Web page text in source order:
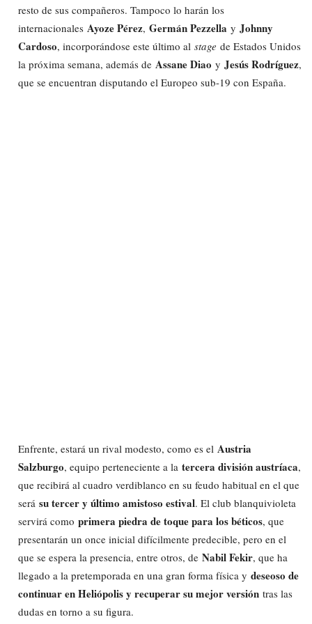
resto de sus compañeros. Tampoco lo harán los
internacionales Ayoze Pérez, Germán Pezzella y Johnny
Cardoso, incorporándose este último al stage de Estados Unidos
la próxima semana, además de Assane Diao y Jesús Rodríguez,
que se encuentran disputando el Europeo sub-19 con España.
Enfrente, estará un rival modesto, como es el Austria
Salzburgo, equipo perteneciente a la tercera división austríaca,
que recibirá al cuadro verdiblanco en su feudo habitual en el que
será su tercer y último amistoso estival. El club blanquivioleta
servirá como primera piedra de toque para los béticos, que
presentarán un once inicial difícilmente predecible, pero en el
que se espera la presencia, entre otros, de Nabil Fekir, que ha
llegado a la pretemporada en una gran forma física y deseoso de
continuar en Heliópolis y recuperar su mejor versión tras las
dudas en torno a su figura.